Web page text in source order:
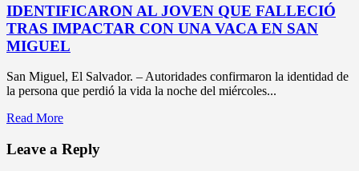
IDENTIFICARON AL JOVEN QUE FALLECIÓ
TRAS IMPACTAR CON UNA VACA EN SAN
MIGUEL
San Miguel, El Salvador. – Autoridades confirmaron la identidad de
la persona que perdió la vida la noche del miércoles...
Read More
Leave a Reply